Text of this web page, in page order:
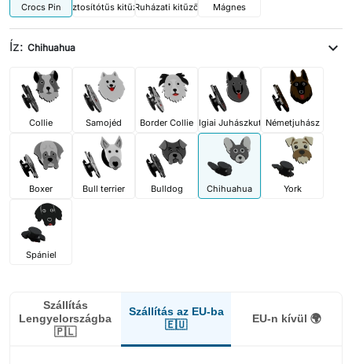
Crocs Pin Biztosítótűs kitűzőRuházati kitűző Mágnes
Íz: Chihuahua expand_more
Collie Samojéd Border CollieBelgiai JuhászkutyaNémetjuhász
Boxer Bull terrier Bulldog Chihuahua York
Spániel
Szállítás
Lengyelországba
🇵🇱
Szállítás az EU-ba
🇪🇺
EU-n kívül 🌍